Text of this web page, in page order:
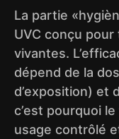
La partie
UVC conçu
vivantes.
dépend de la
d’exposition) et
c’est pourquoi
usage contrôlé